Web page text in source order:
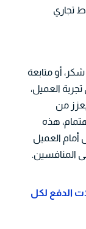
تجاري
شكر، أو متابعة
تجربة العميل،
من
هذه
أمام العميل
المنافسين.
الدفع لكل